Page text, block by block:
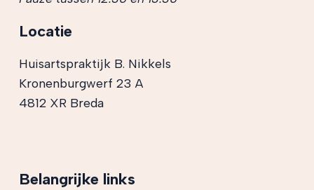
Locatie
Huisartspraktijk B. Nikkels
Kronenburgwerf 23 A
4812 XR Breda
Belangrijke links